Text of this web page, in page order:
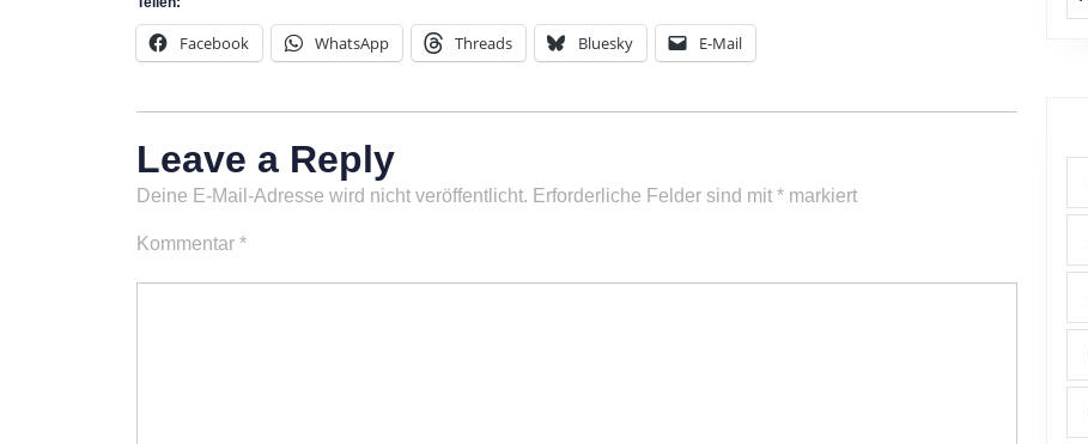
Facebook WhatsApp Threads Bluesky E-Mail
Leave a Reply
Deine E-Mail-Adresse wird nicht veröffentlicht. Erforderliche Felder sind mit * markiert
Kommentar *